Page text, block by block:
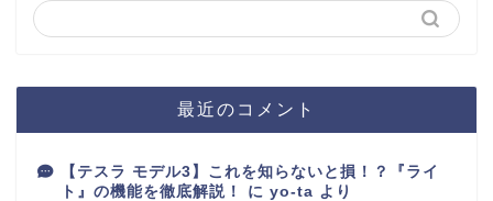
最近のコメント
【テスラ モデル3】これを知らないと損！？『ライ
ト』の機能を徹底解説！
に yo-ta より